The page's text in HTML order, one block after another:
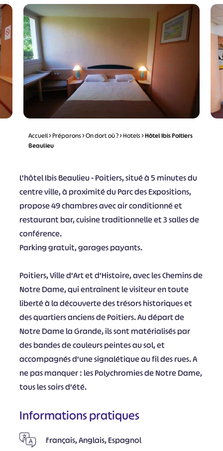
Accueil>Préparons>On dort où ?>Hotels>Hôtel Ibis Poitiers
Beaulieu
L'hôtel Ibis Beaulieu - Poitiers, situé à 5 minutes du
centre ville, à proximité du Parc des Expositions,
propose 49 chambres avec air conditionné et
restaurant bar, cuisine traditionnelle et 3 salles de
conférence.
Parking gratuit, garages payants.
Poitiers, Ville d'Art et d'Histoire, avec les Chemins de
Notre Dame, qui entraînent le visiteur en toute
liberté à la découverte des trésors historiques et
des quartiers anciens de Poitiers. Au départ de
Notre Dame la Grande, ils sont matérialisés par
des bandes de couleurs peintes au sol, et
accompagnés d'une signalétique au fil des rues. A
ne pas manquer : les Polychromies de Notre Dame,
tous les soirs d'été.
Informations pratiques
Français, Anglais, Espagnol